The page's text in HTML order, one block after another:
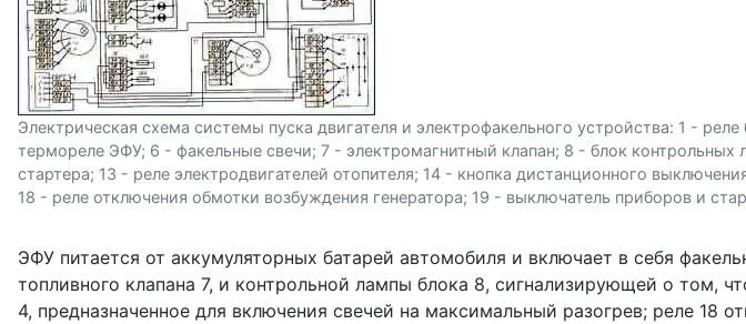
Электрическая схема системы пуска двигателя и электрофакельного устройства: 1 -
термореле ЭФУ; 6 - факельные свечи; 7 - электромагнитный клапан; 8 - блок
стартера; 13 - реле электродвигателей отопителя; 14 - кнопка дистанционного
18 - реле отключения обмотки возбуждения генератора; 19 - выключатель приборов и
ЭФУ питается от аккумуляторных батарей автомобиля и включает в себя
топливного клапа­на 7, и контрольной лампы блока 8, сигна­лизирующей о том,
4, предназначенное для включения свечей на максимальный разогрев; реле 18